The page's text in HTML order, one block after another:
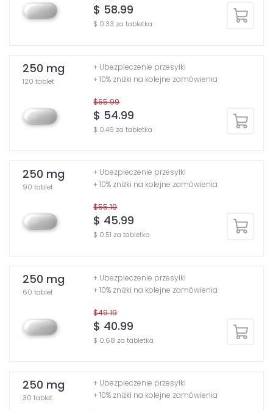
$ 58.99
$ 0.33 za tabletka
250 mg
120 tablet
$65.99
$ 54.99
$ 0.46 za tabletka
+ Ubezpieczenie przesyłki
+ 10% zniżki na kolejne zamówienia
250 mg
90 tablet
$55.19
$ 45.99
$ 0.51 za tabletka
+ Ubezpieczenie przesyłki
+ 10% zniżki na kolejne zamówienia
250 mg
60 tablet
$49.19
$ 40.99
$ 0.68 za tabletka
+ Ubezpieczenie przesyłki
+ 10% zniżki na kolejne zamówienia
250 mg
30 tablet
+ Ubezpieczenie przesyłki
+ 10% zniżki na kolejne zamówienia